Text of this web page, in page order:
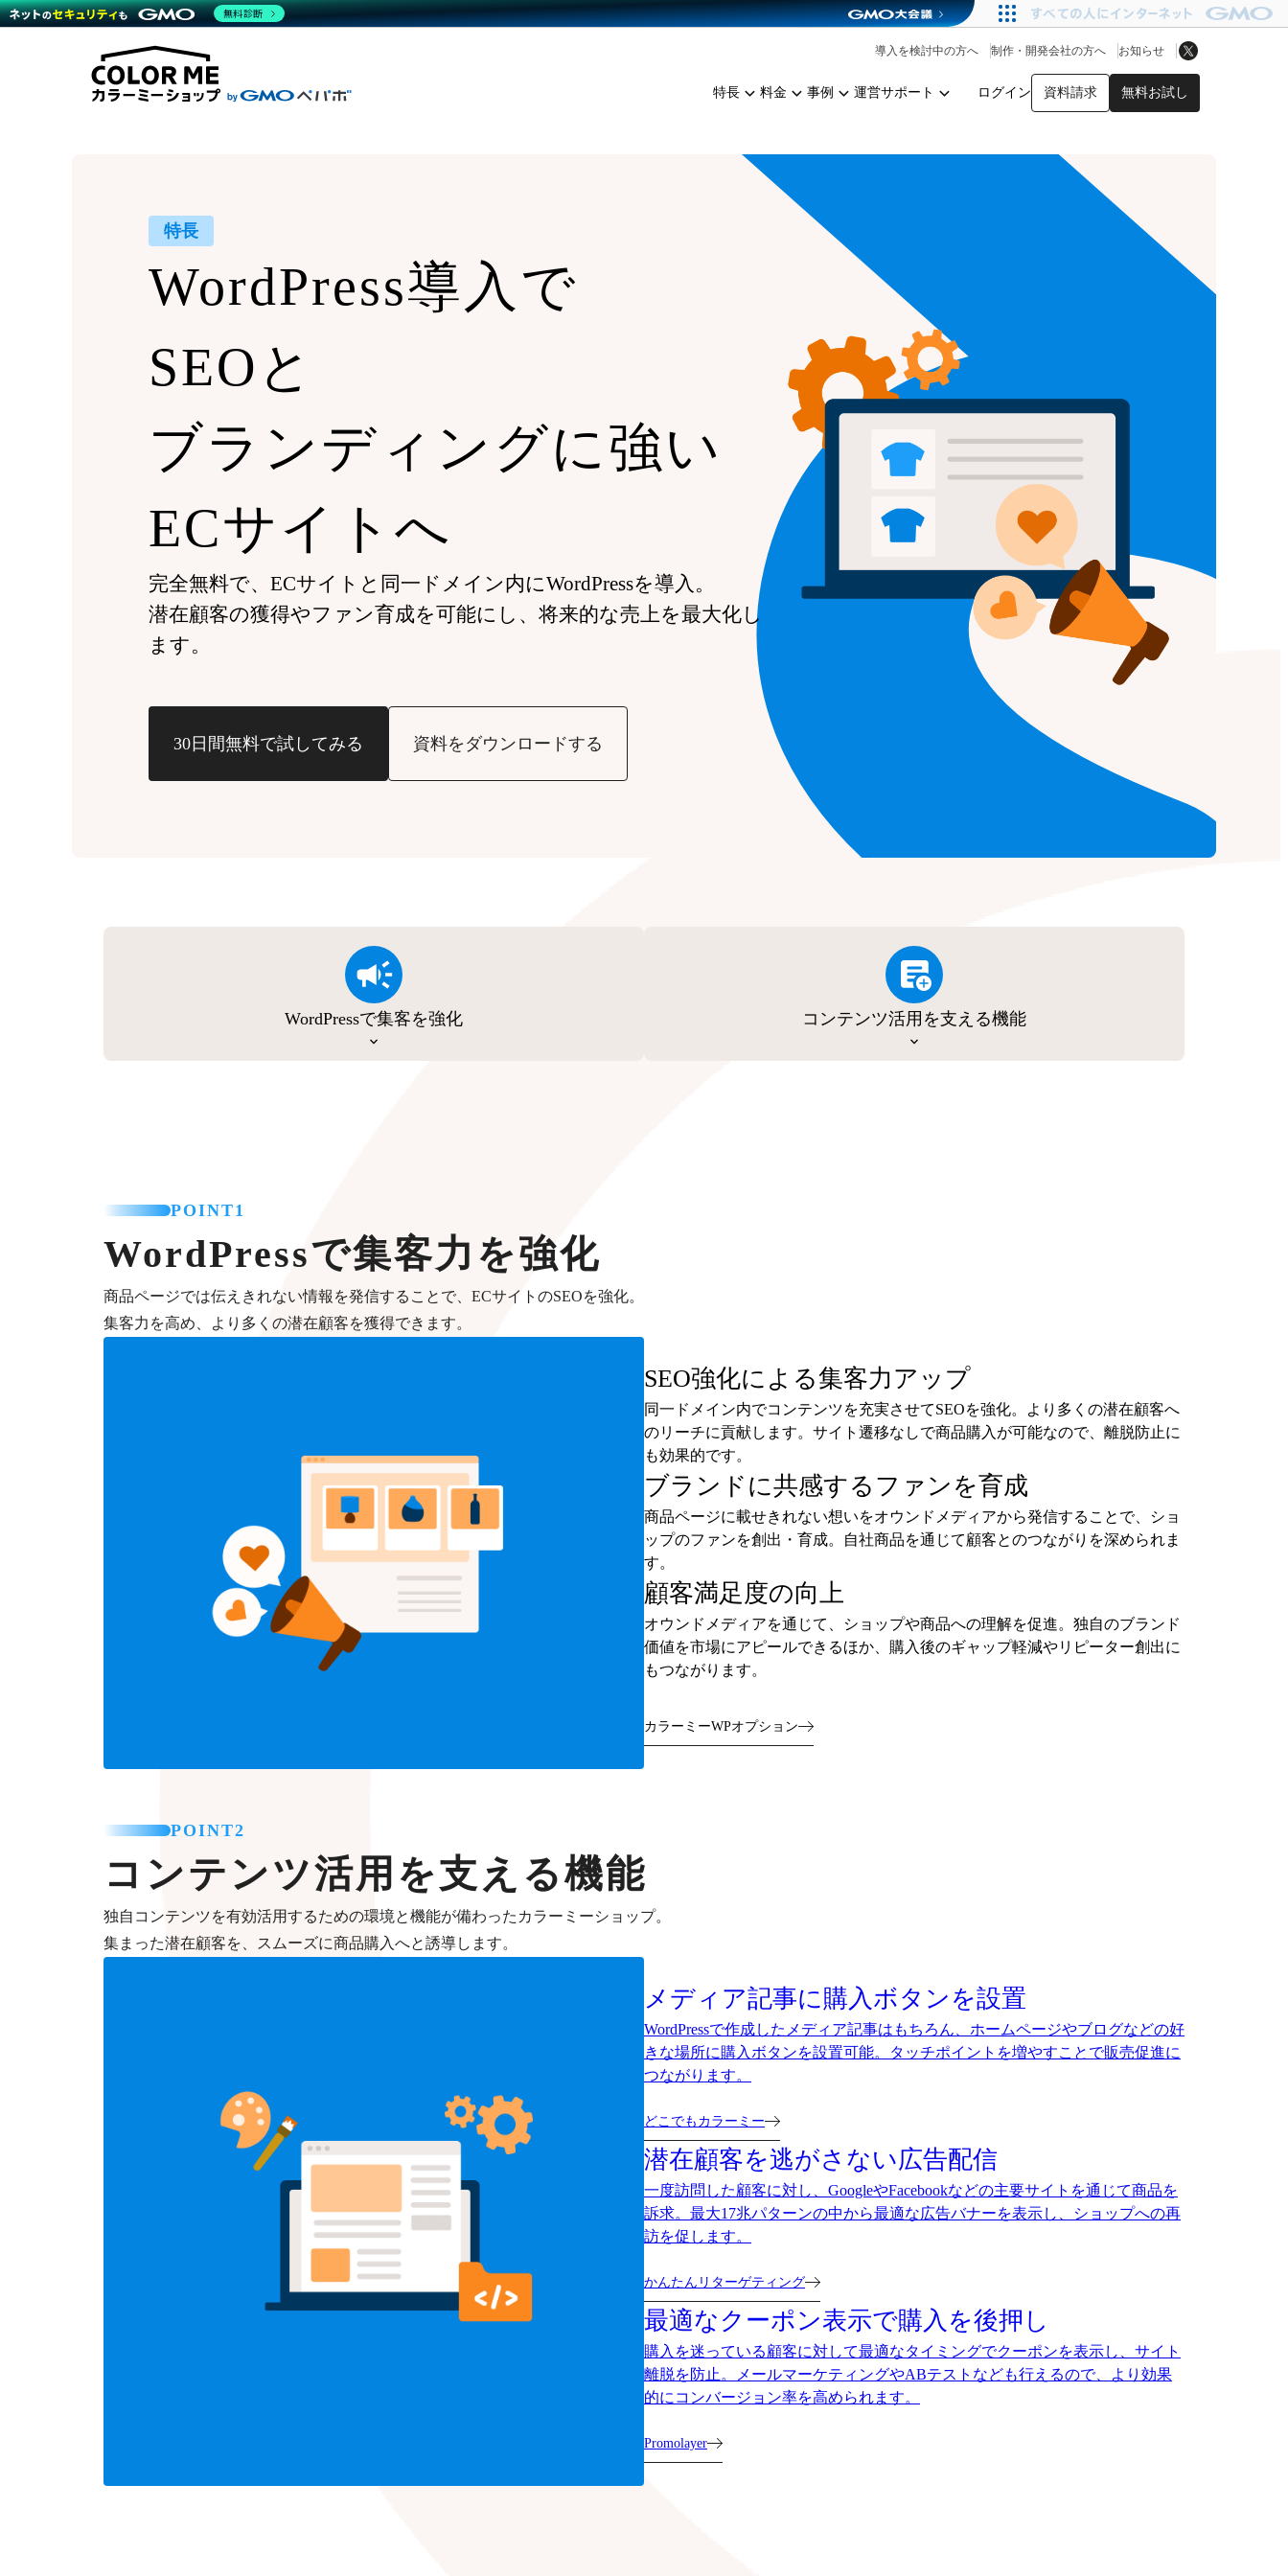
特長 料金 事例 運営サポート ログイン 資料請求 無料お試し
導入を検討中の方へ 制作・開発会社の方へ お知らせ
商材一覧を見る
機能一覧を見る
WordPress導入
モバイルアプリ
複数店舗との連携
雑貨販売 アプリストア
料金
プラン・料金一覧を見る
料金シミュレーション
事例
運営サポート
サポート一覧を見る
コミュニティイベントCarty
YouTubeチャンネル
特長
WordPress導入で
SEOと
ブランディングに強い
ECサイトへ
完全無料で、ECサイトと同一ドメイン内にWordPressを導入。
潜在顧客の獲得やファン育成を可能にし、将来的な売上を最大化し
ます。
30日間無料で試してみる 資料をダウンロードする
WordPressで集客を強化 コンテンツ活用を支える機能
POINT1
WordPressで集客力を強化
商品ページでは伝えきれない情報を発信することで、ECサイトのSEOを強化。
集客力を高め、より多くの潜在顧客を獲得できます。
SEO強化による集客力アップ
同一ドメイン内でコンテンツを充実させてSEOを強化。より多くの潜在顧客へ
のリーチに貢献します。サイト遷移なしで商品購入が可能なので、離脱防止に
も効果的です。
ブランドに共感するファンを育成
商品ページに載せきれない想いをオウンドメディアから発信することで、ショ
ップのファンを創出・育成。自社商品を通じて顧客とのつながりを深められま
す。
顧客満足度の向上
オウンドメディアを通じて、ショップや商品への理解を促進。独自のブランド
価値を市場にアピールできるほか、購入後のギャップ軽減やリピーター創出に
もつながります。
カラーミーWPオプション
POINT2
コンテンツ活用を支える機能
独自コンテンツを有効活用するための環境と機能が備わったカラーミーショップ。
集まった潜在顧客を、スムーズに商品購入へと誘導します。
メディア記事に購入ボタンを設置
WordPressで作成したメディア記事はもちろん、ホームページやブログなどの好
きな場所に購入ボタンを設置可能。タッチポイントを増やすことで販売促進に
つながります。
どこでもカラーミー
潜在顧客を逃がさない広告配信
一度訪問した顧客に対し、GoogleやFacebookなどの主要サイトを通じて商品を
訴求。最大17兆パターンの中から最適な広告バナーを表示し、ショップへの再
訪を促します。
かんたんリターゲティング
最適なクーポン表示で購入を後押し
購入を迷っている顧客に対して最適なタイミングでクーポンを表示し、サイト
離脱を防止。メールマーケティングやABテストなども行えるので、より効果
的にコンバージョン率を高められます。
Promolayer
無料診断